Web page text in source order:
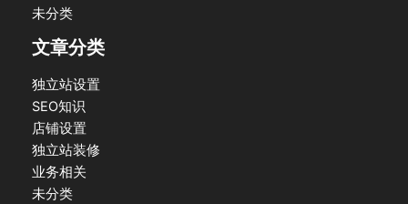
未分类
文章分类
独立站设置
SEO知识
店铺设置
独立站装修
业务相关
未分类